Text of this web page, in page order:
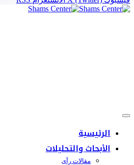
الرئيسية
الأبحاث والتحليلات
مقالات رأى